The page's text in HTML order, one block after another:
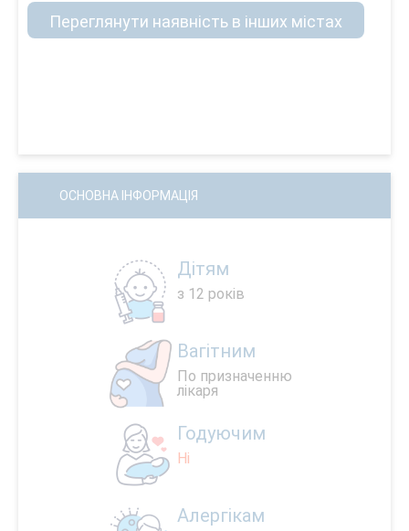
Переглянути наявність в інших містах
ОСНОВНА ІНФОРМАЦІЯ
Дітям
з 12 років
Вагітним
По призначенню
лікаря
Годуючим
Ні
Алергікам